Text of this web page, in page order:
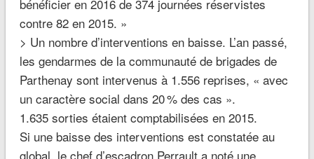
bénéficier en 2016 de 374 journées réservistes
contre 82 en 2015. »
> Un nombre d’interventions en baisse. L’an passé,
les gendarmes de la communauté de brigades de
Parthenay sont intervenus à 1.556 reprises, « avec
un caractère social dans 20 % des cas ».
1.635 sorties étaient comptabilisées en 2015.
Si une baisse des interventions est constatée au
global, le chef d’escadron Perrault a noté une